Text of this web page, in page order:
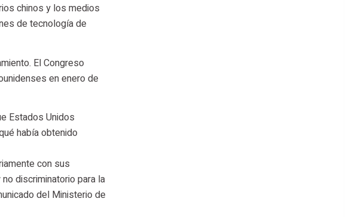
chinos y los medios
de tecnología de
El Congreso
en enero de
Estados Unidos
había obtenido
con sus
discriminatorio para la
del Ministerio de